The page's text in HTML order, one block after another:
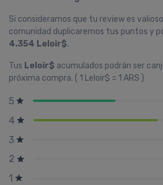
Si consideramos que tu review es
comunidad duplicaremos tus puntos y
4.354 Leloir$.
Tus Leloir$ acumulados podrán ser
próxima compra. ( 1 Leloir$ = 1 ARS )
5
4
3
2
1